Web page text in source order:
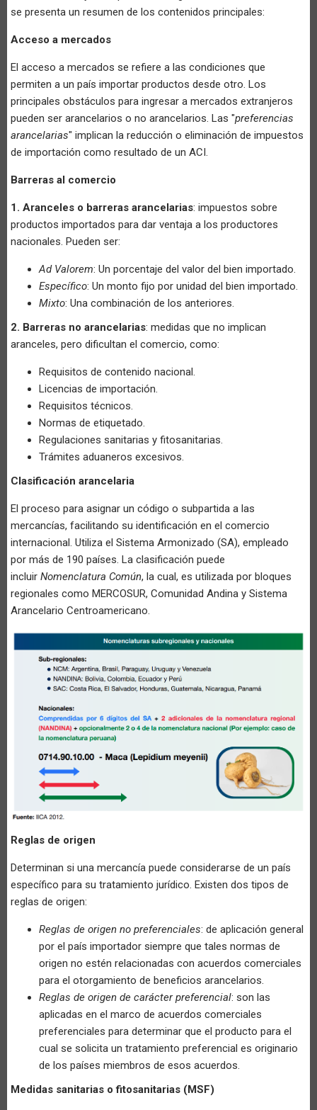
se presenta un resumen de los contenidos principales:
Acceso a mercados
El acceso a mercados se refiere a las condiciones que
permiten a un país importar productos desde otro. Los
principales obstáculos para ingresar a mercados extranjeros
pueden ser arancelarios o no arancelarios. Las "preferencias
arancelarias" implican la reducción o eliminación de impuestos
de importación como resultado de un ACI.
Barreras al comercio
1. Aranceles o barreras arancelarias: impuestos sobre
productos importados para dar ventaja a los productores
nacionales. Pueden ser:
Ad Valorem: Un porcentaje del valor del bien importado.
Específico: Un monto fijo por unidad del bien importado.
Mixto: Una combinación de los anteriores.
2. Barreras no arancelarias: medidas que no implican
aranceles, pero dificultan el comercio, como:
Requisitos de contenido nacional.
Licencias de importación.
Requisitos técnicos.
Normas de etiquetado.
Regulaciones sanitarias y fitosanitarias.
Trámites aduaneros excesivos.
Clasificación arancelaria
El proceso para asignar un código o subpartida a las
mercancías, facilitando su identificación en el comercio
internacional. Utiliza el Sistema Armonizado (SA), empleado
por más de 190 países. La clasificación puede
incluir Nomenclatura Común, la cual, es utilizada por bloques
regionales como MERCOSUR, Comunidad Andina y Sistema
Arancelario Centroamericano.
Reglas de origen
Determinan si una mercancía puede considerarse de un país
específico para su tratamiento jurídico. Existen dos tipos de
reglas de origen:
Reglas de origen no preferenciales: de aplicación general
por el país importador siempre que tales normas de
origen no estén relacionadas con acuerdos comerciales
para el otorgamiento de beneficios arancelarios.
Reglas de origen de carácter preferencial: son las
aplicadas en el marco de acuerdos comerciales
preferenciales para determinar que el producto para el
cual se solicita un tratamiento preferencial es originario
de los países miembros de esos acuerdos.
Medidas sanitarias o fitosanitarias (MSF)